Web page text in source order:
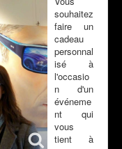
souhaitez
faire un
cadeau
personnal
isé à
l'occasio
n d'un
événeme
nt qui
vous
tient à